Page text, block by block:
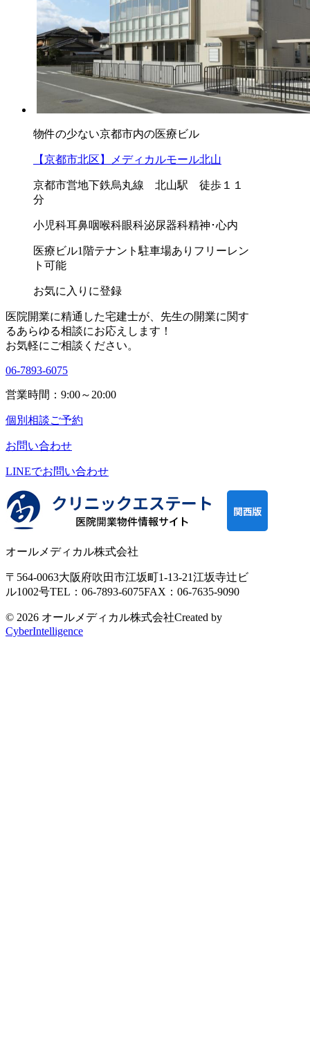
物件の少ない京都市内の医療ビル
【京都市北区】メディカルモール北山
京都市営地下鉄烏丸線 北山駅 徒歩１１
分
小児科耳鼻咽喉科眼科泌尿器科精神･心内
医療ビル1階テナント 駐車場あり フリーレン
ト可能
お気に入りに登録
医院開業に精通した宅建士が、 先生の開業に関す
るあらゆる相談にお応えします！
お気軽にご相談ください。
06-7893-6075
営業時間：9:00～20:00
個別相談ご予約
お問い合わせ
LINEでお問い合わせ
オールメディカル株式会社
〒564-0063大阪府吹田市江坂町1-13-21江坂寺辻ビ
ル1002号TEL：06-7893-6075FAX：06-7635-9090
© 2026 オールメディカル株式会社Created by
CyberIntelligence